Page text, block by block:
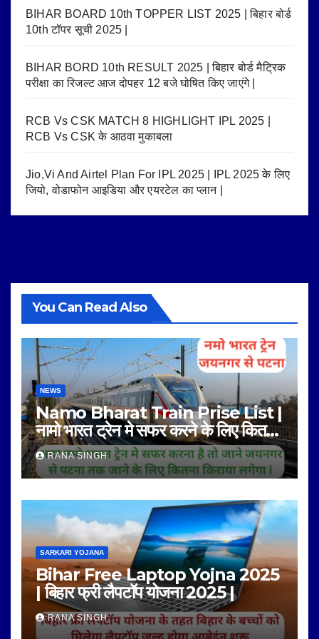
BIHAR BOARD 10th TOPPER LIST 2025 | बिहार बोर्ड
10th टॉपर सूची 2025 |
BIHAR BORD 10th RESULT 2025 | बिहार बोर्ड मैट्रिक
परीक्षा का रिजल्ट आज दोपहर 12 बजे घोषित किए जाएंगे |
RCB Vs CSK MATCH 8 HIGHLIGHT IPL 2025 |
RCB Vs CSK के आठवा मुकाबला
Jio,Vi And Airtel Plan For IPL 2025 | IPL 2025 के लिए
जियो, वोडाफोन आइडिया और एयरटेल का प्लान |
You Can Read Also
NEWS
Namo Bharat Train Prise List |
नामो भारत ट्रेन मे सफर करने के लिए कितना
किराया है |
RANA SINGH
SARKARI YOJANA
Bihar Free Laptop Yojna 2025
| बिहार फ्री लैपटॉप योजना 2025 |
RANA SINGH